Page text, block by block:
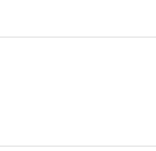
政储蓄银
资格。